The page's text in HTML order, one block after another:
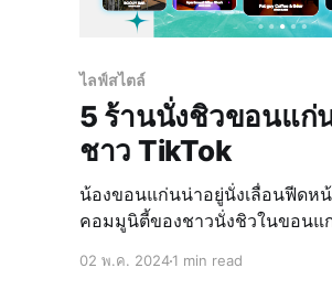
ไลฟ์สไตล์
5 ร้านนั่งชิวขอนแก่
ชาว TikTok
น้องขอนแก่นน่าอยู่นั่งเลื่อนฟีดหน้
คอมมูนิตี้ของชาวนั่งชิวในขอนแ
02 พ.ค. 20241 min read